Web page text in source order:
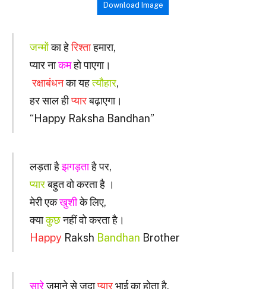
Download Image
जन्मोंका हेरिश्ताहमारा,
प्यार नाकमहो पाएगा।
रक्षाबंधनका यहत्यौहार,
हर साल हीप्यारबढ़ाएगा।
“Happy Raksha Bandhan”
लड़ता हैझगड़ताहै पर,
प्यारबहुत वो करता है ।
मेरी एकखुशीके लिए,
क्याकुछनहीं वो करता है।
Happy Raksh Bandhan Brother
सारेजमाने से जुदाप्यारभाई का होता है,